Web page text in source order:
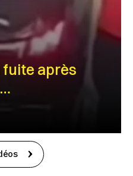
fuite après